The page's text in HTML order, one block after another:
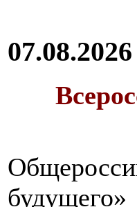
07.08.2026